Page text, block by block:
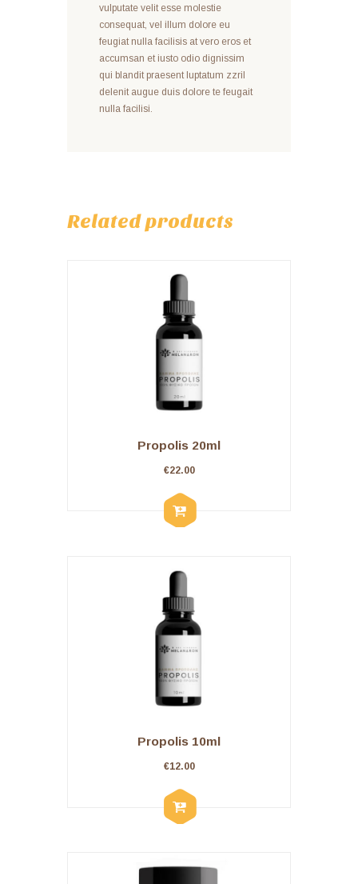
vulputate velit esse molestie
consequat, vel illum dolore eu
feugiat nulla facilisis at vero eros et
accumsan et iusto odio dignissim
qui blandit praesent luptatum zzril
delenit augue duis dolore te feugait
nulla facilisi.
Related products
Propolis 20ml
€22.00
Propolis 10ml
€12.00